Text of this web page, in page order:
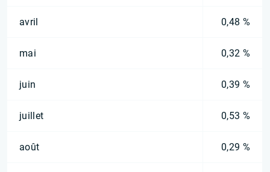
avril 0,48 %
mai 0,32 %
juin 0,39 %
juillet 0,53 %
août 0,29 %